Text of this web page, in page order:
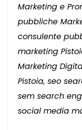
Marketing e
pubbliche
consulente
marketing
Marketing
Pistoia, seo
sem search
social media